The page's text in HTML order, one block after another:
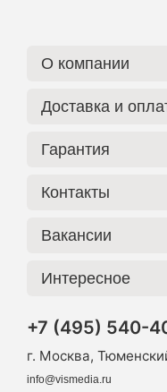
О компании
Доставка и
Гарантия
Контакты
Вакансии
Интересное
+7 (495) 540-
г. Москва,
info@vismedia.ru